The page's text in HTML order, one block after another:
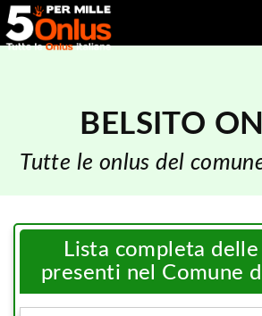
BELSITO
Tutte le onlus del
Lista completa delle
presenti nel Comune